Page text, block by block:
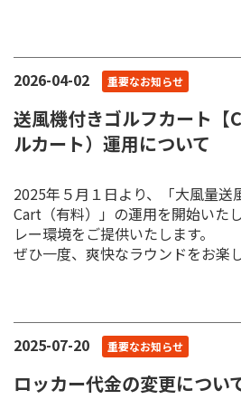
2026-04-02 重要なお知らせ
送風機付きゴルフカート
ルカート）運用について
2025年５月１日より、「大風量送
Cart（有料）」の運用を開始いた
レー環境をご提供いたします。
ぜひ一度、爽快なラウンドをお楽
2025-07-20 重要なお知らせ
ロッカー代金の変更につい